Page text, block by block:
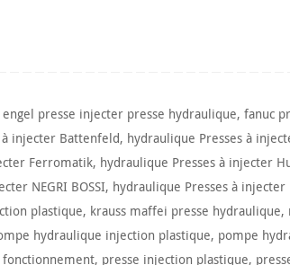
engel presse injecter presse hydraulique,fanuc
injecter Battenfeld, hydraulique Presses à
Ferromatik, hydraulique Presses à injecter
NEGRI BOSSI, hydraulique Presses à injecter
plastique, krauss maffei presse hydraulique,
hydraulique injection plastique, pompe
, presse injection plastique,